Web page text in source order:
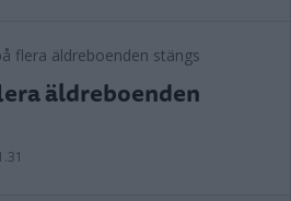
äldreboenden